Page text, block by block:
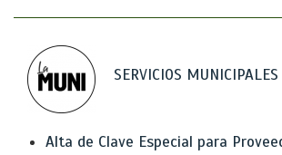
SERVICIOS MUNICIPALES
Alta de Clave Especial para